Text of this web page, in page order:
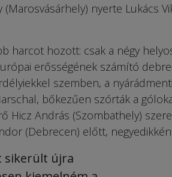
nyerte Lukács
harcot hozott: csak a négy
erősségének számító
szemben, a
bőkezűen szórták a
Hicz András (Szombathely)
(Debrecen) előtt,
sikerült újra